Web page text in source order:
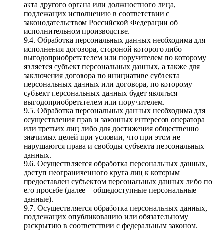
акта другого органа или должностного лица,
подлежащих исполнению в соответствии с
законодательством Российской Федерации об
исполнительном производстве.
9.4. Обработка персональных данных необходима для
исполнения договора, стороной которого либо
выгодоприобретателем или поручителем по которому
является субъект персональных данных, а также для
заключения договора по инициативе субъекта
персональных данных или договора, по которому
субъект персональных данных будет являться
выгодоприобретателем или поручителем.
9.5. Обработка персональных данных необходима для
осуществления прав и законных интересов оператора
или третьих лиц либо для достижения общественно
значимых целей при условии, что при этом не
нарушаются права и свободы субъекта персональных
данных.
9.6. Осуществляется обработка персональных данных,
доступ неограниченного круга лиц к которым
предоставлен субъектом персональных данных либо по
его просьбе (далее – общедоступные персональные
данные).
9.7. Осуществляется обработка персональных данных,
подлежащих опубликованию или обязательному
раскрытию в соответствии с федеральным законом.